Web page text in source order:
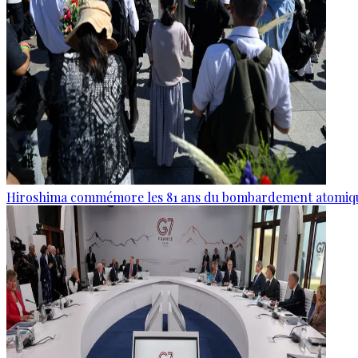
Hiroshima commémore les 81 ans du bombardement